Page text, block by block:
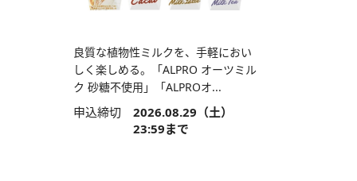
良質な植物性ミルクを、手軽におい
しく楽しめる。「ALPRO オーツミル
ク 砂糖不使用」「ALPROオ...
申込締切 2026.08.29（土）
23:59まで